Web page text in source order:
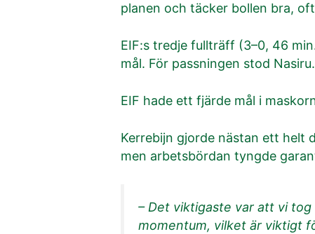
planen och täcker bollen bra,
EIF:s tredje fullträff (3–0, 46
mål. För passningen stod Nasiru.
EIF hade ett fjärde mål i
Kerrebijn gjorde nästan ett helt
men arbetsbördan tyngde
– Det viktigaste var att vi
momentum, vilket är viktigt